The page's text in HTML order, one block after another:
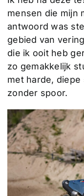
mensen die mijn
antwoord was
gebied van
die ik ooit heb
zo gemakkelijk
met harde,
zonder spoor.